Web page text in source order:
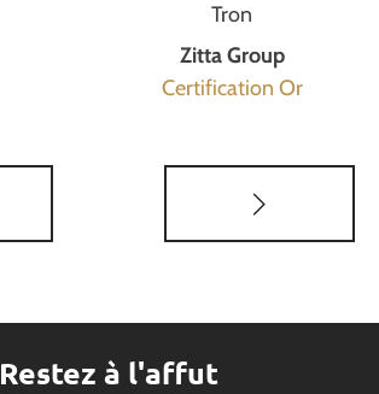
Tron
Zitta Group
Certification Or
Restez à l'affut